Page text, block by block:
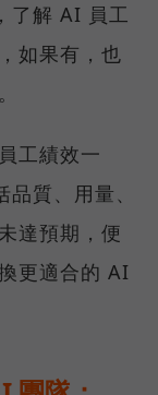
了解 AI 員工
如果有，也
工績效一
質、用量、
達預期，便
更適合的 AI